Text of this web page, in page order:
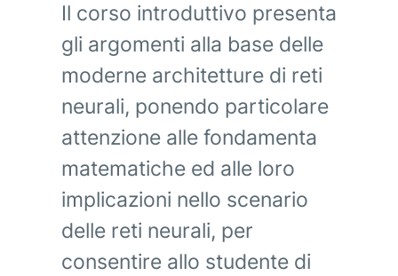
Il corso introduttivo presenta
gli argomenti alla base delle
moderne architetture di reti
neurali, ponendo particolare
attenzione alle fondamenta
matematiche ed alle loro
implicazioni nello scenario
delle reti neurali, per
consentire allo studente di